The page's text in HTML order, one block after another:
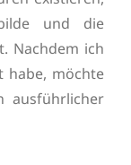
und die
Nachdem ich
habe, möchte
ausführlicher